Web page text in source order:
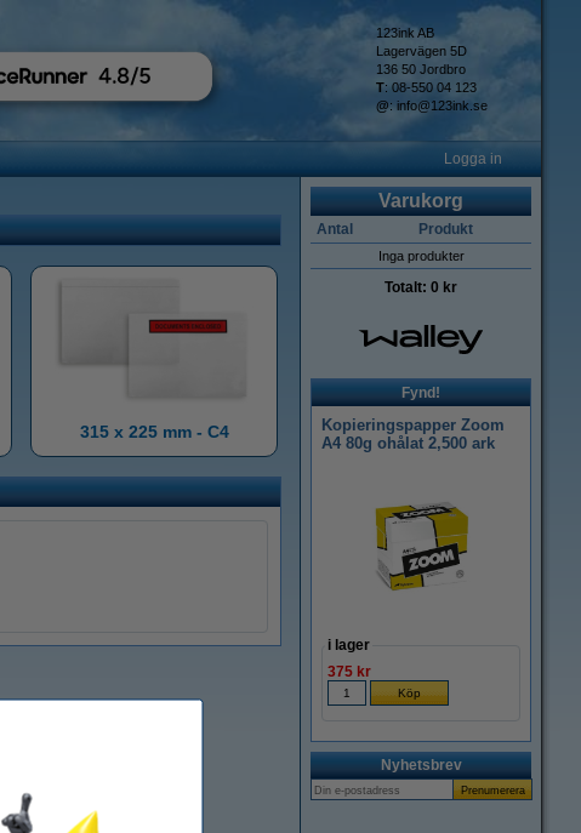
123ink AB
Lagervägen 5D
136 50 Jordbro
T: 08-550 04 123
@: info@123ink.se
Logga in
315 x 225 mm - C4
Varukorg
Antal Produkt
Inga produkter
Totalt: 0 kr
Fynd!
Kopieringspapper Zoom
A4 80g ohålat 2,500 ark
i lager
375 kr
Nyhetsbrev